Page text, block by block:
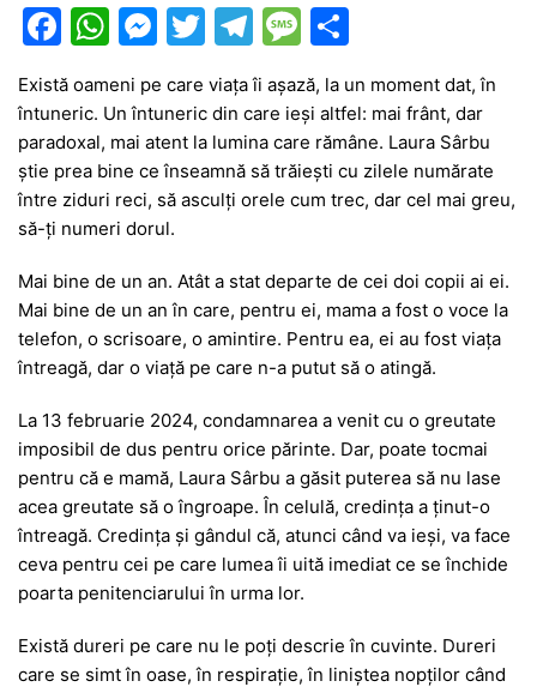
F
c
e
b
o
k
W
at
s
A
p
M
s
s
e
n
er
T
w
itt
er
T
el
e
gr
a
m
M
s
s
a
g
ta
je
a
z
Există oameni pe care viața îi așază, la un moment dat, în
întuneric. Un întuneric din care ieși altfel: mai frânt, dar
paradoxal, mai atent la lumina care rămâne. Laura Sârbu
știe prea bine ce înseamnă să trăiești cu zilele numărate
între ziduri reci, să asculți orele cum trec, dar cel mai greu,
să-ți numeri dorul.
Mai bine de un an. Atât a stat departe de cei doi copii ai ei.
Mai bine de un an în care, pentru ei, mama a fost o voce la
telefon, o scrisoare, o amintire. Pentru ea, ei au fost viața
întreagă, dar o viață pe care n-a putut să o atingă.
La 13 februarie 2024, condamnarea a venit cu o greutate
imposibil de dus pentru orice părinte. Dar, poate tocmai
pentru că e mamă, Laura Sârbu a găsit puterea să nu lase
acea greutate să o îngroape. În celulă, credința a ținut-o
întreagă. Credința și gândul că, atunci când va ieși, va face
ceva pentru cei pe care lumea îi uită imediat ce se închide
poarta penitenciarului în urma lor.
Există dureri pe care nu le poți descrie în cuvinte. Dureri
care se simt în oase, în respirație, în liniștea nopților când